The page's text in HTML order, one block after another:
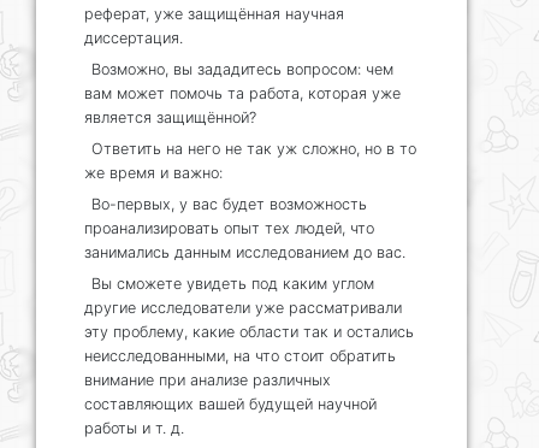
реферат, уже защищённая научная
диссертация.
Возможно, вы зададитесь вопросом: чем
вам может помочь та работа, которая уже
является защищённой?
Ответить на него не так уж сложно, но в то
же время и важно:
Во-первых, у вас будет возможность
проанализировать опыт тех людей, что
занимались данным исследованием до вас.
Вы сможете увидеть под каким углом
другие исследователи уже рассматривали
эту проблему, какие области так и остались
неисследованными, на что стоит обратить
внимание при анализе различных
составляющих вашей будущей научной
работы и т. д.